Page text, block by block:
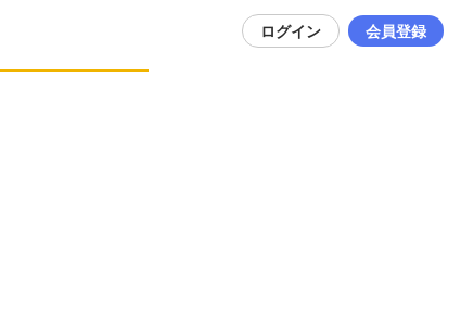
ログイン 会員登録